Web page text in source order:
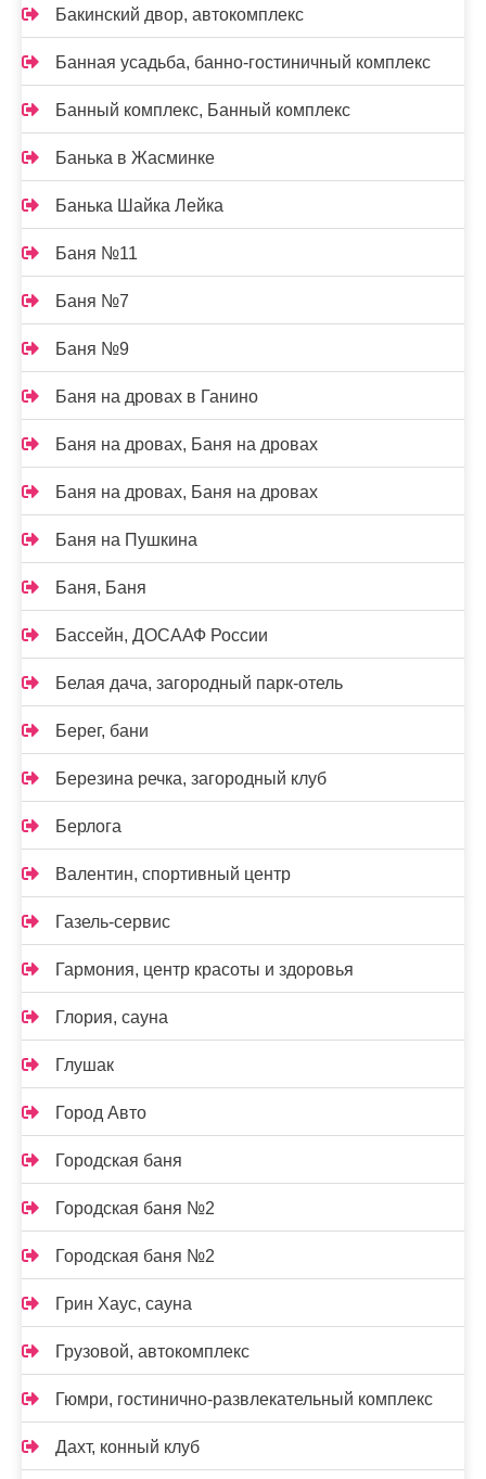
Бакинский двор, автокомплекс
Банная усадьба, банно-гостиничный комплекс
Банный комплекс, Банный комплекс
Банька в Жасминке
Банька Шайка Лейка
Баня №11
Баня №7
Баня №9
Баня на дровах в Ганино
Баня на дровах, Баня на дровах
Баня на дровах, Баня на дровах
Баня на Пушкина
Баня, Баня
Бассейн, ДОСААФ России
Белая дача, загородный парк-отель
Берег, бани
Березина речка, загородный клуб
Берлога
Валентин, спортивный центр
Газель-сервис
Гармония, центр красоты и здоровья
Глория, сауна
Глушак
Город Авто
Городская баня
Городская баня №2
Городская баня №2
Грин Хаус, сауна
Грузовой, автокомплекс
Гюмри, гостинично-развлекательный комплекс
Дахт, конный клуб